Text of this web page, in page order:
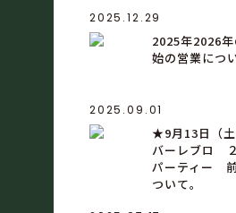
2025.12.29
2025年2026
始の営業につ
2025.09.01
★9月13日（土
バーレブロ
パーティー
ついて。